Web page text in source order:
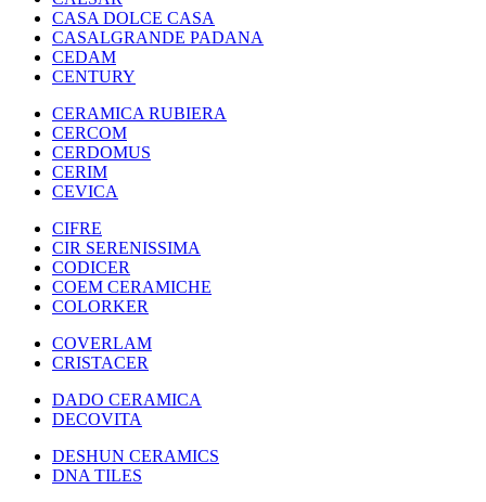
CASA DOLCE CASA
CASALGRANDE PADANA
CEDAM
CENTURY
CERAMICA RUBIERA
CERCOM
CERDOMUS
CERIM
CEVICA
CIFRE
CIR SERENISSIMA
CODICER
COEM CERAMICHE
COLORKER
COVERLAM
CRISTACER
DADO CERAMICA
DECOVITA
DESHUN CERAMICS
DNA TILES